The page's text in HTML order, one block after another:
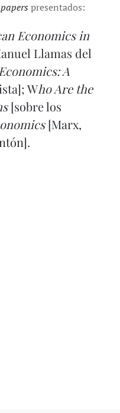
papers presentados:
Economics in
Llamas del
A
Who Are the
[sobre los
[Marx,